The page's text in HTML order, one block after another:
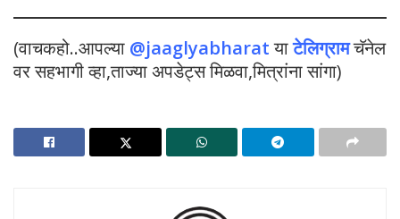
(वाचकहो..आपल्या @jaaglyabharat याटेलिग्रामचॅनेल
वर सहभागी व्हा,ताज्या अपडेट्स मिळवा,मित्रांना सांगा)